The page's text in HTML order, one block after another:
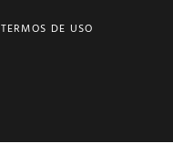
TERMOS DE USO